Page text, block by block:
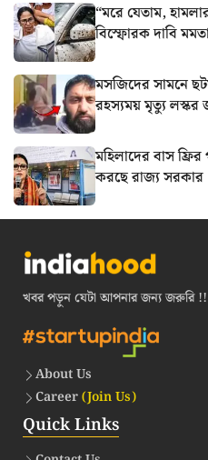
“মরে যেতাম,
বিস্ফোরক দাবি
মসজিদের সামনে
রহস্যময় মৃত্যু
মহিলাদের বাস
করছে রাজ্য সরকার
খবর পড়ুন যেটা আপনার জন্য জরুরি !!
About Us
Career(Join Us)
Quick Links